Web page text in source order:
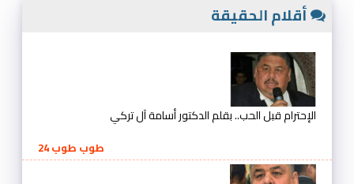
أقلام الحقيقة
الإحترام قبل الحب.. بقلم الدكتور أسامة آل تركي
طوب طوب 24